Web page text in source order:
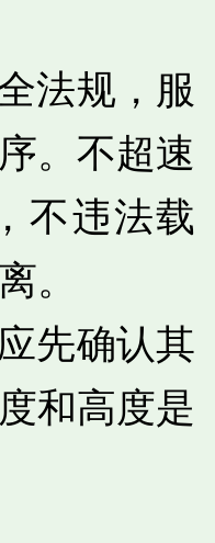
法规，服
。不超速
不违法载
。
先确认其
和高度是